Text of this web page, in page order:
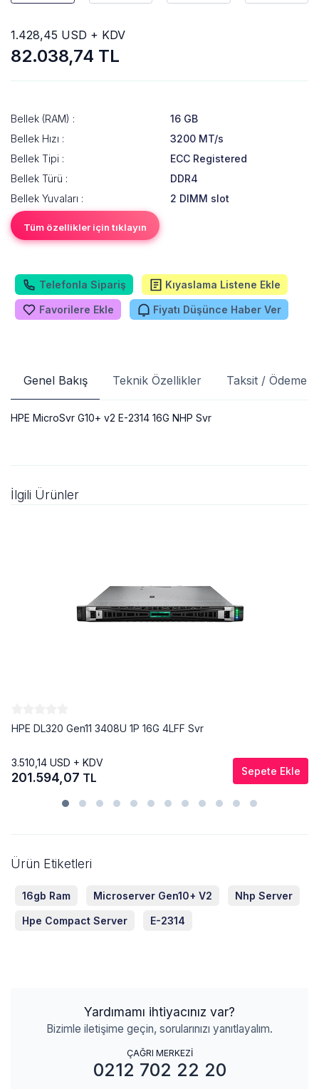
82.038,74 TL
1.428,45 USD + KDV
Bellek (RAM) :
16 GB
Bellek Hızı :
3200 MT/s
Bellek Tipi :
ECC Registered
Bellek Türü :
DDR4
Bellek Yuvaları :
2 DIMM slot
Tüm özellikler için tıklayın
Telefonla Sipariş Kıyaslama Listene Ekle
Favorilere Ekle Fiyatı Düşünce Haber Ver
Genel Bakış Teknik Özellikler Taksit / Ödeme
HPE MicroSvr G10+ v2 E-2314 16G NHP Svr
İlgili Ürünler
HPE DL320 Gen11 3408U 1P 16G 4LFF Svr
3.510,14 USD + KDV
201.594,07 TL Sepete Ekle
Ürün Etiketleri
16gb Ram Microserver Gen10+ V2 Nhp Server
Hpe Compact Server E-2314
Yardımamı ihtiyacınız var?
Bizimle iletişime geçin, sorularınızı yanıtlayalım.
ÇAĞRI MERKEZİ
0212 702 22 20